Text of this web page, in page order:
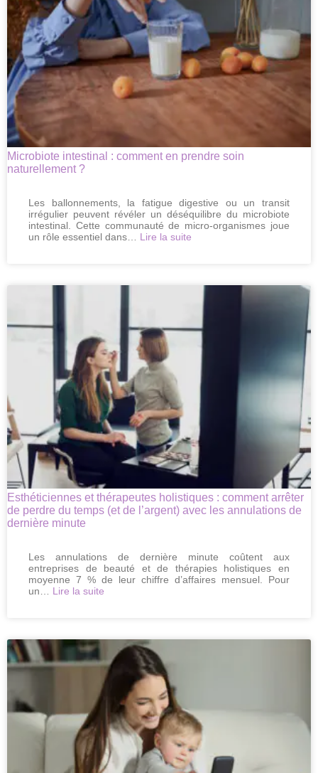
Microbiote intestinal : comment en prendre soin
naturellement ?
Les ballonnements, la fatigue digestive ou un transit
irrégulier peuvent révéler un déséquilibre du microbiote
intestinal. Cette communauté de micro-organismes joue
un rôle essentiel dans… Lire la suite
prendre
soin
naturellement
Esthéticiennes et thérapeutes holistiques : comment arrêter
de perdre du temps (et de l’argent) avec les annulations de
dernière minute
Les annulations de dernière minute coûtent aux
entreprises de beauté et de thérapies holistiques en
moyenne 7 % de leur chiffre d’affaires mensuel. Pour
un… Lire la suite
comment
arrêter
de
perdre
temps
(et
de
l’argent)
avec